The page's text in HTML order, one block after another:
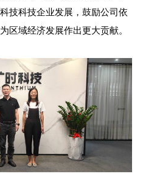
技科技企业发展，鼓励公司依
区域经济发展作出更大贡献。